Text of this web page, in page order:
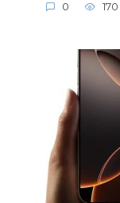
0 170